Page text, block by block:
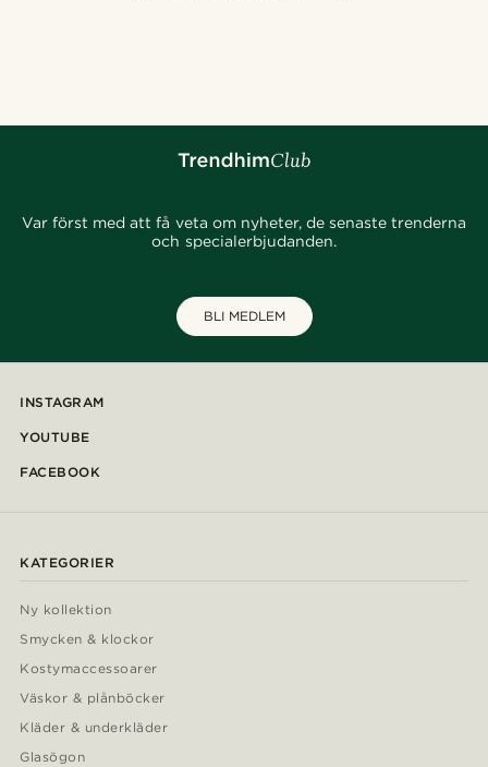
Var först med att få veta om nyheter, de senaste trenderna
och specialerbjudanden.
BLI MEDLEM
INSTAGRAM
YOUTUBE
FACEBOOK
KATEGORIER
Ny kollektion
Smycken & klockor
Kostymaccessoarer
Väskor & plånböcker
Kläder & underkläder
Glasögon